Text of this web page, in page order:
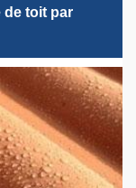
de toit par